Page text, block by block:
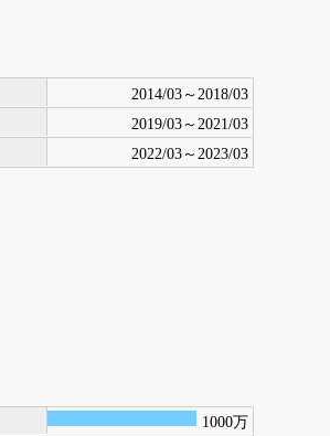
2014/03～2018/03
2019/03～2021/03
2022/03～2023/03
1000万